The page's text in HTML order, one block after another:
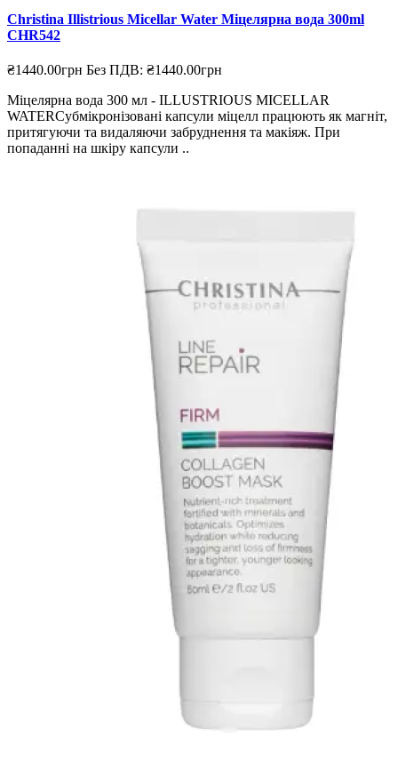
Christina Illistrious Micellar Water Міцелярна вода 300ml
CHR542
₴1440.00грн Без ПДВ: ₴1440.00грн
Міцелярна вода 300 мл - ILLUSTRIOUS MICELLAR
WATERСубмікронізовані капсули міцелл працюють як магніт,
притягуючи та видаляючи забруднення та макіяж. При
попаданні на шкіру капсули ..